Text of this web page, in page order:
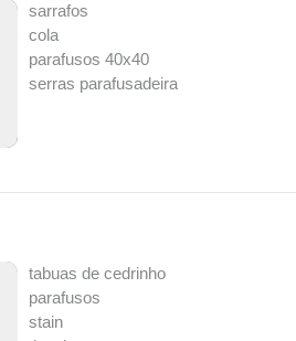
sarrafos
cola
parafusos 40x40
serras parafusadeira
tabuas de cedrinho
parafusos
stain